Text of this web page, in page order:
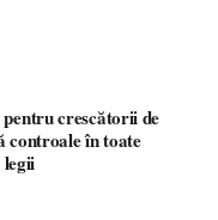
crescătorii de
controale în toate
legii